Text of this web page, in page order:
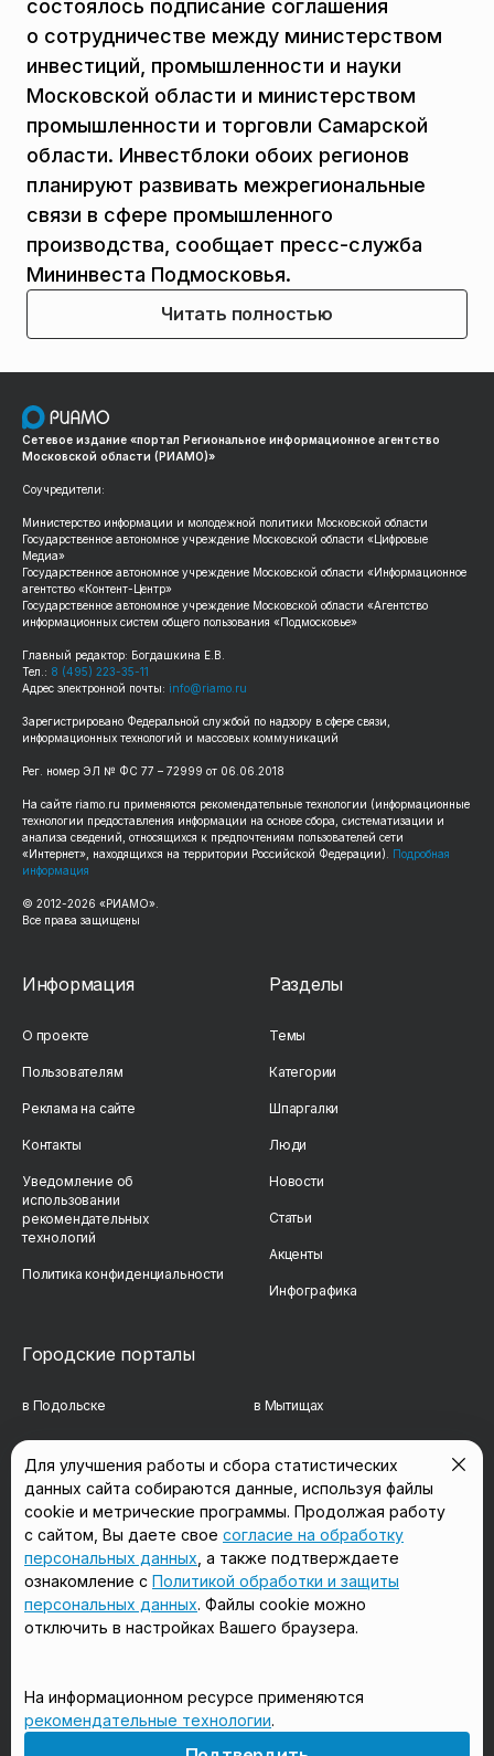
состоялось подписание соглашения
о сотрудничестве между министерством
инвестиций, промышленности и науки
Московской области и министерством
промышленности и торговли Самарской
области. Инвестблоки обоих регионов
планируют развивать межрегиональные
связи в сфере промышленного
производства, сообщает пресс-служба
Мининвеста Подмосковья.
Читать полностью
Сетевое издание «портал Региональное информационное агентство
Московской области (РИАМО)»
Соучредители:
Министерство информации и молодежной политики Московской области
Государственное автономное учреждение Московской области «Цифровые
Медиа»
Государственное автономное учреждение Московской области «Информационное
агентство «Контент-Центр»
Государственное автономное учреждение Московской области «Агентство
информационных систем общего пользования «Подмосковье»
Главный редактор: Богдашкина Е.В.
Тел.: 8 (495) 223-35-11
Адрес электронной почты: info@riamo.ru
Зарегистрировано Федеральной службой по надзору в сфере связи,
информационных технологий и массовых коммуникаций
Рег. номер ЭЛ № ФС 77 – 72999 от 06.06.2018
На сайте riamo.ru применяются рекомендательные технологии (информационные
технологии предоставления информации на основе сбора, систематизации и
анализа сведений, относящихся к предпочтениям пользователей сети
«Интернет», находящихся на территории Российской Федерации). Подробная
информация
© 2012-2026 «РИАМО».
Все права защищены
Информация
О проекте
Пользователям
Реклама на сайте
Контакты
Уведомление об
использовании
рекомендательных
технологий
Политика конфиденциальности
Разделы
Темы
Категории
Шпаргалки
Люди
Новости
Статьи
Акценты
Инфографика
Городские порталы
в Подольске в Мытищах
в Реутове
в Сергиевом Посаде в Люберцах
в Красногорске в Королёве
в Домодедово в Щёлково
18+
Мы в соцсетях
Для улучшения работы и сбора статистических
данных сайта собираются данные, используя файлы
cookie и метрические программы. Продолжая работу
с сайтом, Вы даете свое согласие на обработку
персональных данных , а также подтверждаете
ознакомление с Политикой обработки и защиты
персональных данных. Файлы cookie можно
отключить в настройках Вашего браузера.
На информационном ресурсе применяются
рекомендательные технологии.